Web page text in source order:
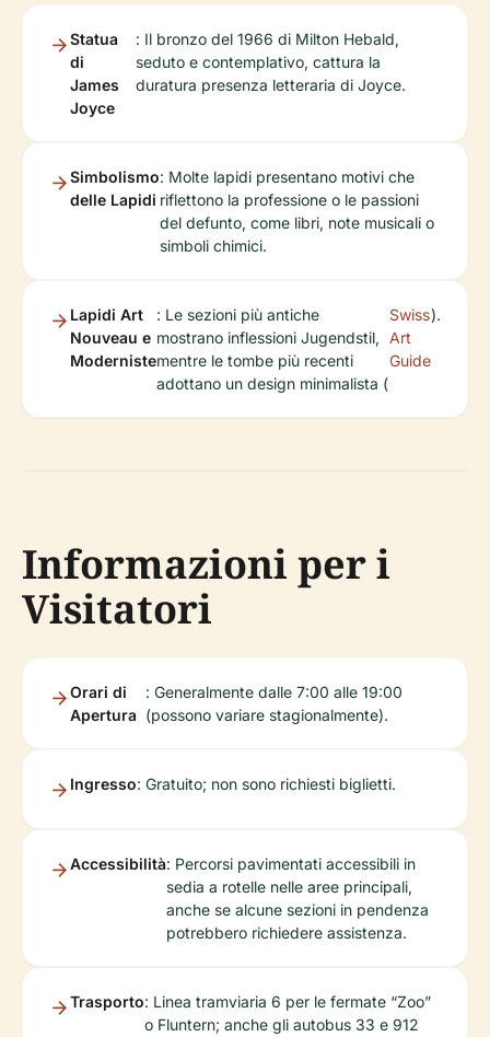
Statua
di
James
Joyce
: Il bronzo del 1966 di Milton Hebald,
seduto e contemplativo, cattura la
duratura presenza letteraria di Joyce.
Simbolismo
delle Lapidi
: Molte lapidi presentano motivi che
riflettono la professione o le passioni
del defunto, come libri, note musicali o
simboli chimici.
Lapidi Art
Nouveau e
Moderniste
: Le sezioni più antiche
mostrano inflessioni Jugendstil,
mentre le tombe più recenti
adottano un design minimalista (
Swiss
Art
Guide
).
Informazioni per i
Visitatori
Orari di
Apertura
: Generalmente dalle 7:00 alle 19:00
(possono variare stagionalmente).
Ingresso: Gratuito; non sono richiesti biglietti.
Accessibilità: Percorsi pavimentati accessibili in
sedia a rotelle nelle aree principali,
anche se alcune sezioni in pendenza
potrebbero richiedere assistenza.
Trasporto: Linea tramviaria 6 per le fermate “Zoo”
o Fluntern; anche gli autobus 33 e 912